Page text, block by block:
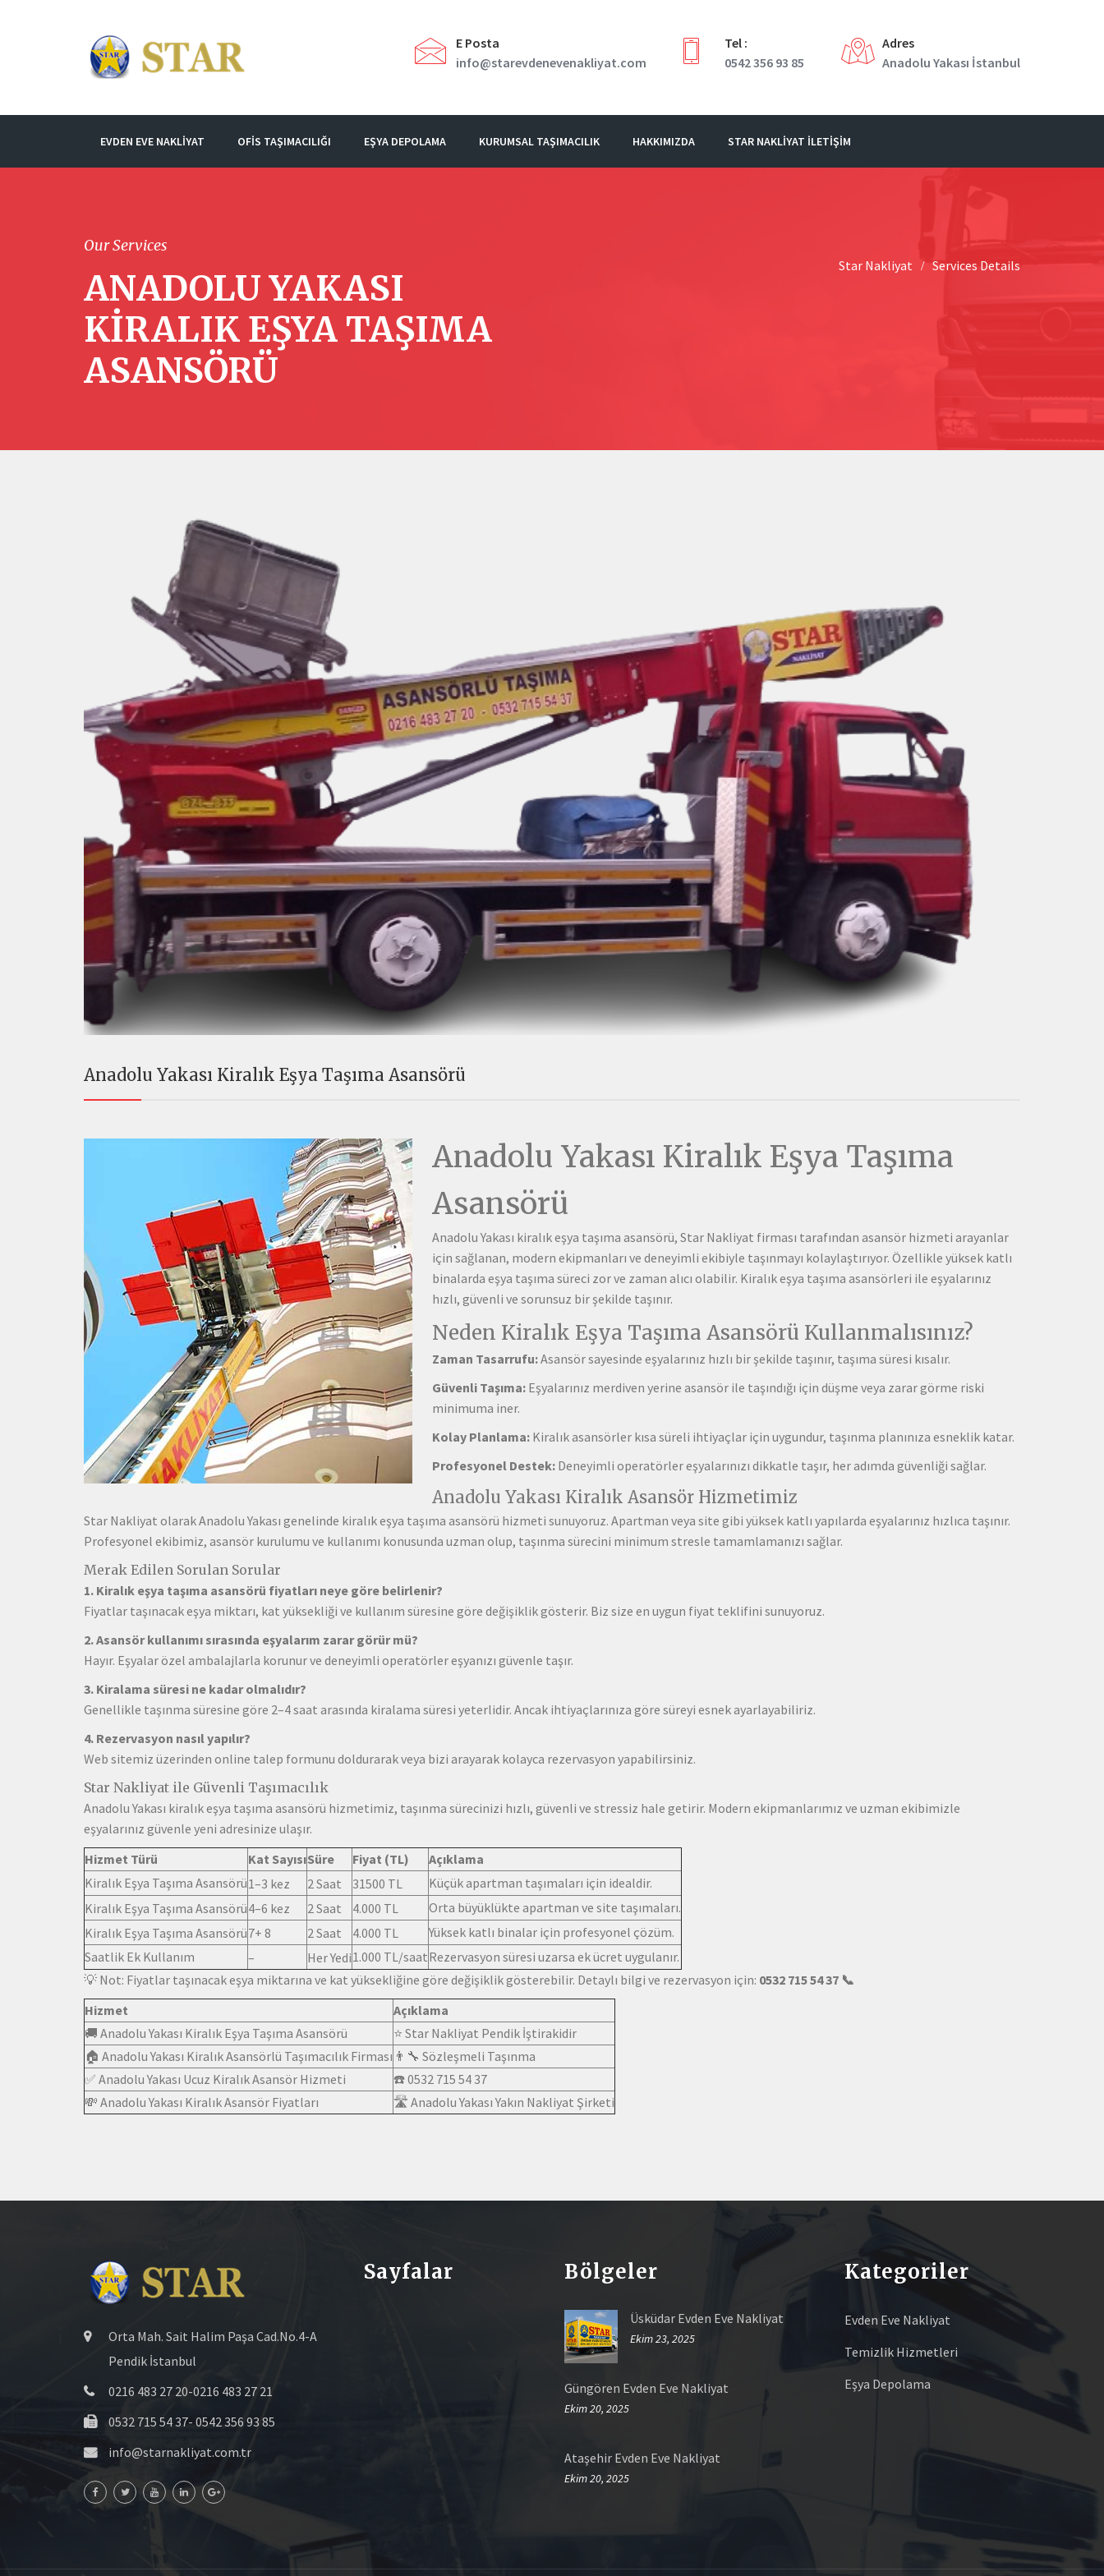
E Posta
info@starevdenevenakliyat.com
Tel :
0542 356 93 85
Adres
Anadolu Yakası İstanbul
EVDEN EVE NAKLIYAT OFIS TAŞIMACILIĞI EŞYA DEPOLAMA KURUMSAL TAŞIMACILIK HAKKIMIZDA STAR NAKLIYAT İLETIŞIM
Our Services
ANADOLU YAKASI
KIRALIK EŞYA TAŞIMA
ASANSÖRÜ
Star Nakliyat Services Details
Anadolu Yakası Kiralık Eşya Taşıma Asansörü
Anadolu Yakası Kiralık Eşya Taşıma
Asansörü
Anadolu Yakası kiralık eşya taşıma asansörü, Star Nakliyat firması tarafından asansör hizmeti arayanlar
için sağlanan, modern ekipmanları ve deneyimli ekibiyle taşınmayı kolaylaştırıyor. Özellikle yüksek katlı
binalarda eşya taşıma süreci zor ve zaman alıcı olabilir. Kiralık eşya taşıma asansörleri ile eşyalarınız
hızlı, güvenli ve sorunsuz bir şekilde taşınır.
Neden Kiralık Eşya Taşıma Asansörü Kullanmalısınız?
Zaman Tasarrufu:Asansör sayesinde eşyalarınız hızlı bir şekilde taşınır, taşıma süresi kısalır.
Güvenli Taşıma: Eşyalarınız merdiven yerine asansör ile taşındığı için düşme veya zarar görme riski
minimuma iner.
Kolay Planlama: Kiralık asansörler kısa süreli ihtiyaçlar için uygundur, taşınma planınıza esneklik katar.
Profesyonel Destek: Deneyimli operatörler eşyalarınızı dikkatle taşır, her adımda güvenliği sağlar.
Anadolu Yakası Kiralık Asansör Hizmetimiz
Star Nakliyat olarak Anadolu Yakası genelinde kiralık eşya taşıma asansörü hizmeti sunuyoruz. Apartman veya site gibi yüksek katlı yapılarda eşyalarınız hızlıca taşınır.
Profesyonel ekibimiz, asansör kurulumu ve kullanımı konusunda uzman olup, taşınma sürecini minimum stresle tamamlamanızı sağlar.
Merak Edilen Sorulan Sorular
1. Kiralık eşya taşıma asansörü fiyatları neye göre belirlenir?
Fiyatlar taşınacak eşya miktarı, kat yüksekliği ve kullanım süresine göre değişiklik gösterir. Biz size en uygun fiyat teklifini sunuyoruz.
2. Asansör kullanımı sırasında eşyalarım zarar görür mü?
Hayır. Eşyalar özel ambalajlarla korunur ve deneyimli operatörler eşyanızı güvenle taşır.
3. Kiralama süresi ne kadar olmalıdır?
Genellikle taşınma süresine göre 2–4 saat arasında kiralama süresi yeterlidir. Ancak ihtiyaçlarınıza göre süreyi esnek ayarlayabiliriz.
4. Rezervasyon nasıl yapılır?
Web sitemiz üzerinden online talep formunu doldurarak veya bizi arayarak kolayca rezervasyon yapabilirsiniz.
Star Nakliyat ile Güvenli Taşımacılık
Anadolu Yakası kiralık eşya taşıma asansörü hizmetimiz, taşınma sürecinizi hızlı, güvenli ve stressiz hale getirir. Modern ekipmanlarımız ve uzman ekibimizle
eşyalarınız güvenle yeni adresinize ulaşır.
Hizmet Türü
Kat SayısıSüre Fiyat (TL)
Açıklama
Kiralık Eşya Taşıma Asansörü1–3 kez 2 Saat 31500 TL
Küçük apartman taşımaları için idealdir.
Kiralık Eşya Taşıma Asansörü4–6 kez 2 Saat 4.000 TL
Orta büyüklükte apartman ve site taşımaları.
Kiralık Eşya Taşıma Asansörü7+ 8 2 Saat 4.000 TL
Yüksek katlı binalar için profesyonel çözüm.
Saatlik Ek Kullanım
– Her Yedi1.000 TL/saatRezervasyon süresi uzarsa ek ücret uygulanır.
💡 Not: Fiyatlar taşınacak eşya miktarına ve kat yüksekliğine göre değişiklik gösterebilir. Detaylı bilgi ve rezervasyon için: 0532 715 54 37 📞
Hizmet
Açıklama
🚚 Anadolu Yakası Kiralık Eşya Taşıma Asansörü
⭐ Star Nakliyat Pendik İştirakidir
🏠 Anadolu Yakası Kiralık Asansörlü Taşımacılık Firması 👨‍🔧 Sözleşmeli Taşınma
✅ Anadolu Yakası Ucuz Kiralık Asansör Hizmeti
☎️ 0532 715 54 37
💸 Anadolu Yakası Kiralık Asansör Fiyatları
🛣️ Anadolu Yakası Yakın Nakliyat Şirketi
Orta Mah. Sait Halim Paşa Cad.No.4-A
Pendik İstanbul
0216 483 27 20-0216 483 27 21
0532 715 54 37- 0542 356 93 85
info@starnakliyat.com.tr
Sayfalar Bölgeler
Üsküdar Evden Eve Nakliyat
Ekim 23, 2025
Güngören Evden Eve Nakliyat
Ekim 20, 2025
Ataşehir Evden Eve Nakliyat
Ekim 20, 2025
Kategoriler
Evden Eve Nakliyat
Temizlik Hizmetleri
Eşya Depolama